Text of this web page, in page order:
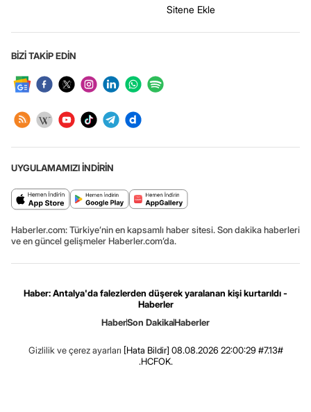
Sitene Ekle
BİZİ TAKİP EDİN
UYGULAMAMIZI İNDİRİN
Haberler.com: Türkiye’nin en kapsamlı haber sitesi. Son dakika haberleri
ve en güncel gelişmeler Haberler.com’da.
Haber: Antalya'da falezlerden düşerek yaralanan kişi kurtarıldı -
Haberler
HaberSon DakikaHaberler
Gizlilik ve çerez ayarları [Hata Bildir] 08.08.2026 22:00:29 #7.13#
.HCFOK.